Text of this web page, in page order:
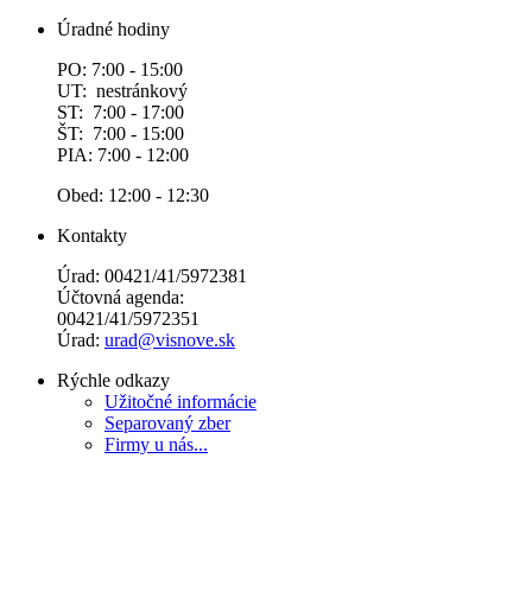
Úradné hodiny
PO: 7:00 - 15:00
UT: nestránkový
ST: 7:00 - 17:00
ŠT: 7:00 - 15:00
PIA: 7:00 - 12:00
Obed: 12:00 - 12:30
Kontakty
Úrad: 00421/41/5972381
Účtovná agenda:
00421/41/5972351
Úrad: urad@visnove.sk
Rýchle odkazy
Užitočné informácie
Separovaný zber
Firmy u nás...